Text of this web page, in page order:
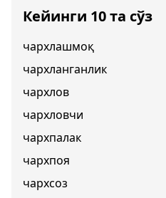
Кейинги 10 та сўз
чархлашмоқ
чархланганлик
чархлов
чархловчи
чархпалак
чархпоя
чархсоз